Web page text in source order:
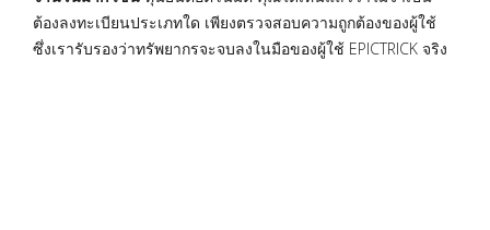
ต้องลงทะเบียนประเภทใด เพียงตรวจสอบความถูกต้องของผู้ใช้
ซึ่งเรารับรองว่าทรัพยากรจะจบลงในมือของผู้ใช้ EPICTRICK จริง